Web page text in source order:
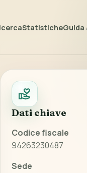
StatisticheGuida
Dati chiave
Codice fiscale
94263230487
Sede